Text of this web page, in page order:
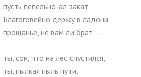
пусть пепельно-ал закат.
Благоговейно держу в ладони
прощанье, не вам ли брат, —
ты, сон, что на лес спустился,
ты, пылкая пыль пути,